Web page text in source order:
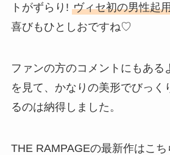
トがずらり! ヴィセ初の男性起
喜びもひとしおですね♡
ファンの方のコメントにもある
を見て、かなりの美形でびっく
るのは納得しました。
THE RAMPAGEの最新作はこち